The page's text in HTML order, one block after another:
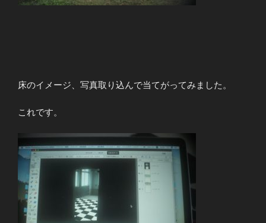
床のイメージ、写真取り込んで当てがってみました。
これです。